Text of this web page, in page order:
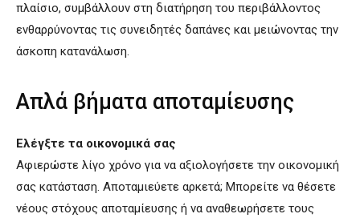
πλαίσιο, συμβάλλουν στη διατήρηση του περιβάλλοντος
ενθαρρύνοντας τις συνειδητές δαπάνες και μειώνοντας την
άσκοπη κατανάλωση.
Απλά βήματα αποταμίευσης
Ελέγξτε τα οικονομικά σας
Αφιερώστε λίγο χρόνο για να αξιολογήσετε την οικονομική
σας κατάσταση. Αποταμιεύετε αρκετά; Μπορείτε να θέσετε
νέους στόχους αποταμίευσης ή να αναθεωρήσετε τους